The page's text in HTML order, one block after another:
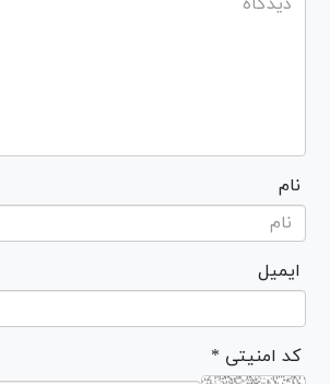
نام
ایمیل
* کد امنیتی